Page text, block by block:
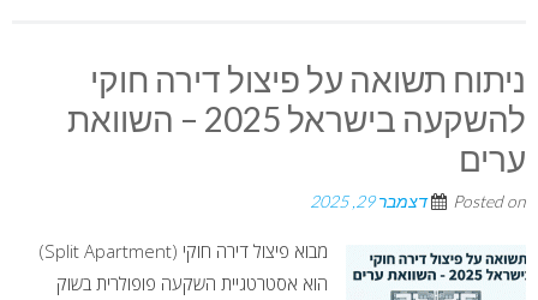
ניתוח תשואה על פיצול דירה חוקי
להשקעה בישראל 2025 – השוואת
ערים
Posted on דצמבר 29, 2025
מבוא פיצול דירה חוקי (Split Apartment)
הוא אסטרטגיית השקעה פופולרית בשוק